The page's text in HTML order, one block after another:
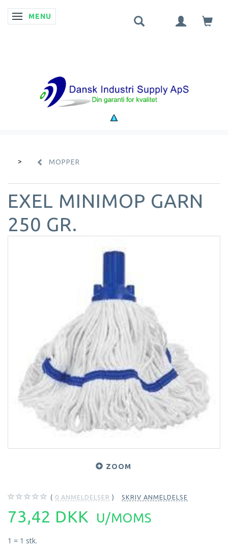
SKIFTE NAVIGATION
MENU
MOPPER
EXEL MINIMOP GARN
250 GR.
ZOOM
0 ANMELDELSER SKRIV ANMELDELSE
73,42 DKK U/MOMS
1 = 1 stk.